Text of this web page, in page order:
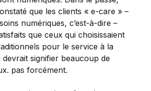
que les clients « e-care » –
numériques, c’est-à-dire –
que ceux qui choisissaient
pour le service à la
devrait signifier beaucoup de
pas forcément.